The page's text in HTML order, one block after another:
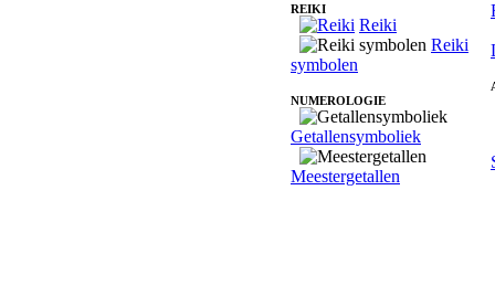
REIKI
Reiki
Reiki
symbolen
NUMEROLOGIE
Getallensymboliek
Meestergetallen